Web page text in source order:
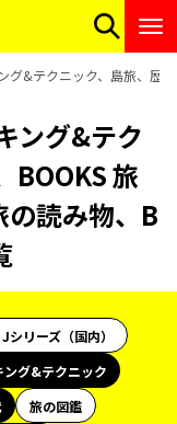
&テクニック、島旅、歴
ング&テク
BOOKS 旅
の読み物、B
シリーズ（国内）
ング&テクニック
旅の図鑑